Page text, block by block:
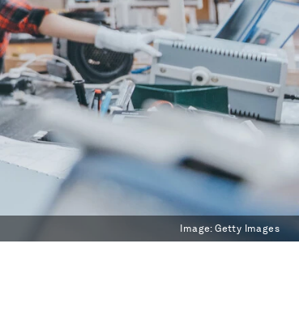
Image:Getty Images